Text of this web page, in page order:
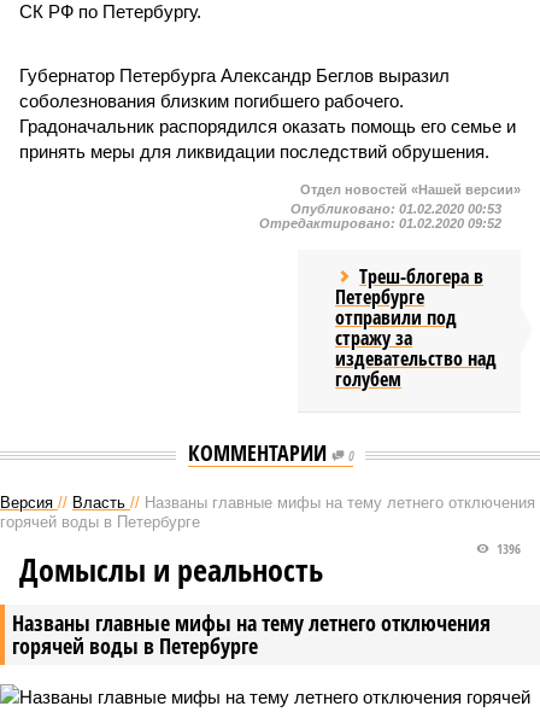
СК РФ по Петербургу.
Губернатор Петербурга Александр Беглов выразил
соболезнования близким погибшего рабочего.
Градоначальник распорядился оказать помощь его семье и
принять меры для ликвидации последствий обрушения.
Отдел новостей «Нашей версии»
Опубликовано: 01.02.2020 00:53
Отредактировано: 01.02.2020 09:52
Треш-блогера в
Петербурге
отправили под
стражу за
издевательство над
голубем
КОММЕНТАРИИ 0
Версия // Власть // Названы главные мифы на тему летнего отключения
горячей воды в Петербурге
Названы главные мифы на тему летнего отключения
горячей воды в Петербурге
1396
Домыслы и реальность